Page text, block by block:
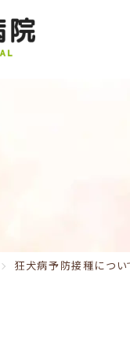
狂犬病予防接種につい